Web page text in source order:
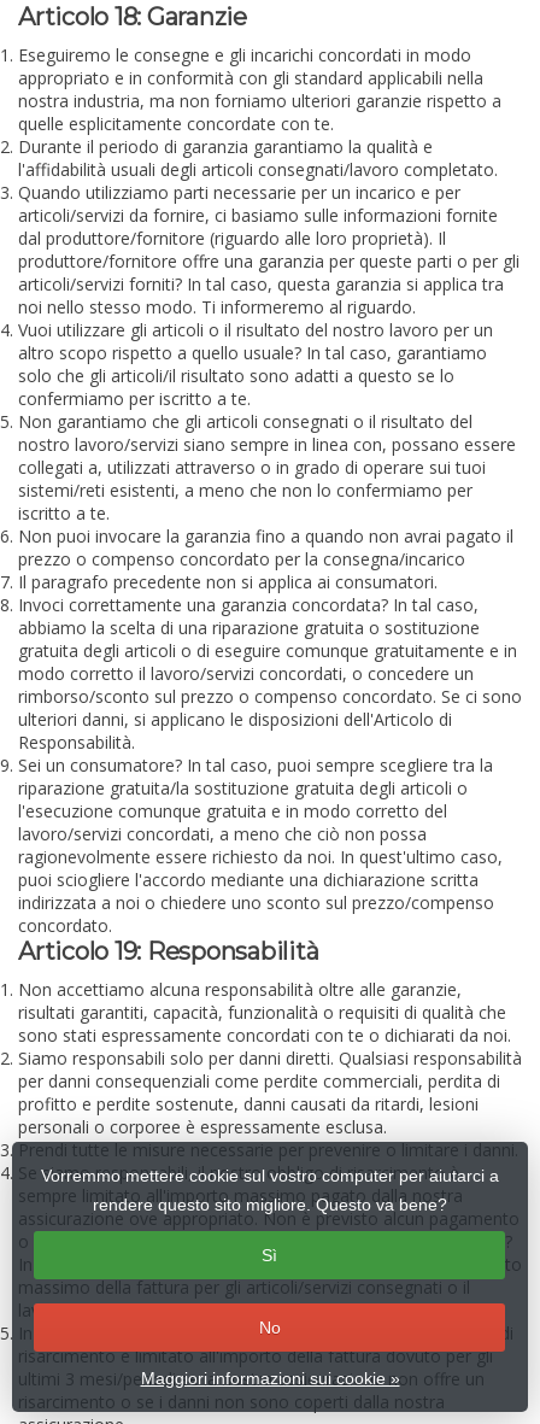
Articolo 18: Garanzie
Eseguiremo le consegne e gli incarichi concordati in modo
appropriato e in conformità con gli standard applicabili nella
nostra industria, ma non forniamo ulteriori garanzie rispetto a
quelle esplicitamente concordate con te.
Durante il periodo di garanzia garantiamo la qualità e
l'affidabilità usuali degli articoli consegnati/lavoro completato.
Quando utilizziamo parti necessarie per un incarico e per
articoli/servizi da fornire, ci basiamo sulle informazioni fornite
dal produttore/fornitore (riguardo alle loro proprietà). Il
produttore/fornitore offre una garanzia per queste parti o per gli
articoli/servizi forniti? In tal caso, questa garanzia si applica tra
noi nello stesso modo. Ti informeremo al riguardo.
Vuoi utilizzare gli articoli o il risultato del nostro lavoro per un
altro scopo rispetto a quello usuale? In tal caso, garantiamo
solo che gli articoli/il risultato sono adatti a questo se lo
confermiamo per iscritto a te.
Non garantiamo che gli articoli consegnati o il risultato del
nostro lavoro/servizi siano sempre in linea con, possano essere
collegati a, utilizzati attraverso o in grado di operare sui tuoi
sistemi/reti esistenti, a meno che non lo confermiamo per
iscritto a te.
Non puoi invocare la garanzia fino a quando non avrai pagato il
prezzo o compenso concordato per la consegna/incarico
Il paragrafo precedente non si applica ai consumatori.
Invoci correttamente una garanzia concordata? In tal caso,
abbiamo la scelta di una riparazione gratuita o sostituzione
gratuita degli articoli o di eseguire comunque gratuitamente e in
modo corretto il lavoro/servizi concordati, o concedere un
rimborso/sconto sul prezzo o compenso concordato. Se ci sono
ulteriori danni, si applicano le disposizioni dell'Articolo di
Responsabilità.
Sei un consumatore? In tal caso, puoi sempre scegliere tra la
riparazione gratuita/la sostituzione gratuita degli articoli o
l'esecuzione comunque gratuita e in modo corretto del
lavoro/servizi concordati, a meno che ciò non possa
ragionevolmente essere richiesto da noi. In quest'ultimo caso,
puoi sciogliere l'accordo mediante una dichiarazione scritta
indirizzata a noi o chiedere uno sconto sul prezzo/compenso
concordato.
Articolo 19: Responsabilità
Non accettiamo alcuna responsabilità oltre alle garanzie,
risultati garantiti, capacità, funzionalità o requisiti di qualità che
sono stati espressamente concordati con te o dichiarati da noi.
Siamo responsabili solo per danni diretti. Qualsiasi responsabilità
per danni consequenziali come perdite commerciali, perdita di
profitto e perdite sostenute, danni causati da ritardi, lesioni
personali o corporee è espressamente esclusa.
Prendi tutte le misure necessarie per prevenire o limitare i danni.
Se siamo responsabili, il nostro obbligo di risarcimento è
sempre limitato all'importo massimo pagato dalla nostra
assicurazione ove appropriato. Non è previsto alcun pagamento
o i danni non sono coperti da un'assicurazione stipulata da noi?
In tal caso, il nostro obbligo di risarcimento è limitato all'importo
massimo della fattura per gli articoli/servizi consegnati o il
lavoro svolto.
In caso di contratti a esecuzione continuata, il nostro obbligo di
risarcimento è limitato all'importo della fattura dovuto per gli
ultimi 3 mesi/periodi se la nostra assicurazione non offre un
risarcimento o se i danni non sono coperti dalla nostra
Vorremmo mettere cookie sul vostro computer per aiutarci a
rendere questo sito migliore. Questo va bene?
Sì
No
Maggiori informazioni sui cookie »